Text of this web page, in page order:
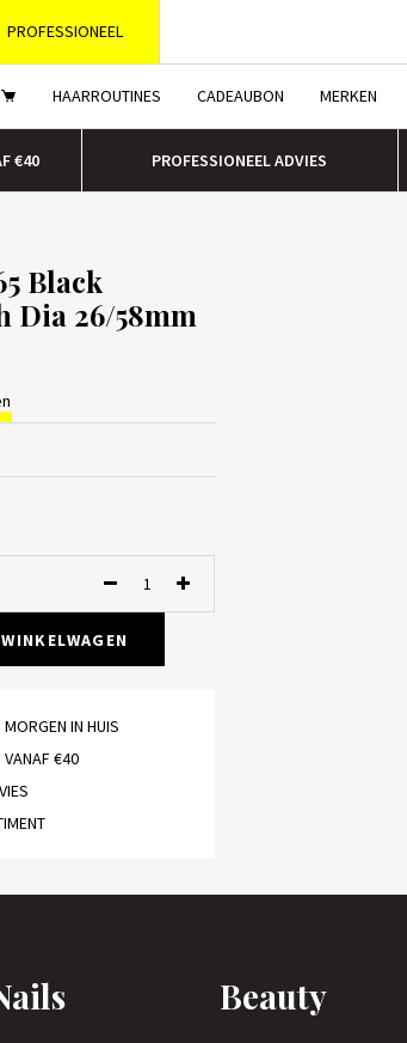
PROFESSIONEEL
HAARROUTINES CADEAUBON MERKEN
€40 PROFESSIONEEL ADVIES
Black
Dia 26/58mm
IN HUIS
VANAF €40
Beauty